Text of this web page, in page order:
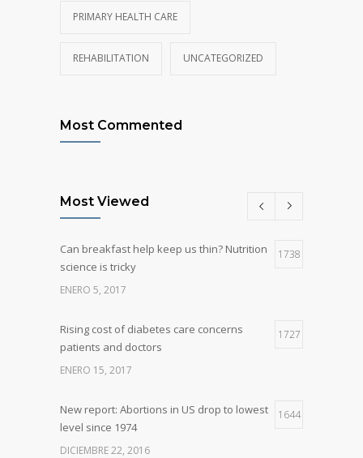
PRIMARY HEALTH CARE
REHABILITATION UNCATEGORIZED
Most Commented
Most Viewed
Can breakfast help keep us thin? Nutrition
science is tricky
1738
ENERO 5, 2017
Rising cost of diabetes care concerns
patients and doctors
1727
ENERO 15, 2017
New report: Abortions in US drop to lowest
level since 1974
1644
DICIEMBRE 22, 2016